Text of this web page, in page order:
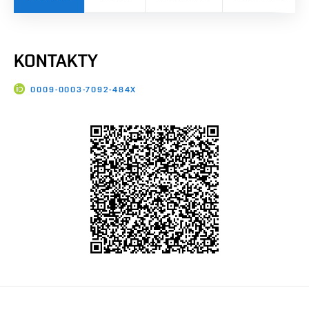
KONTAKTY
0009-0003-7092-484X